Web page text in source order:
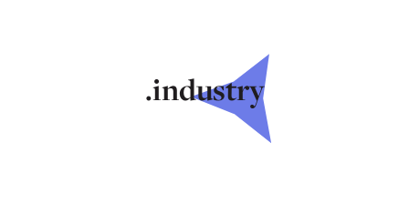
.industry